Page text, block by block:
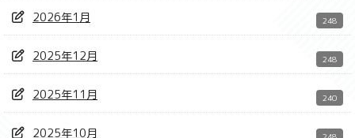
2026年1月 248
2025年12月 248
2025年11月 240
2025年10月